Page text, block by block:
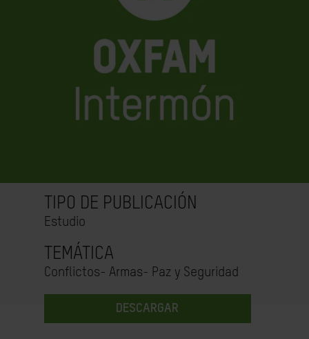
TIPO DE PUBLICACIÓN
Estudio
TEMÁTICA
Conflictos- Armas- Paz y Seguridad
DESCARGAR